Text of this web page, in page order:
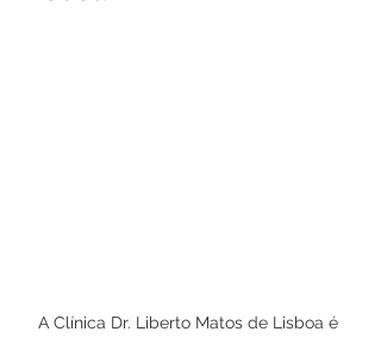
A Clínica Dr. Liberto Matos de Lisboa é